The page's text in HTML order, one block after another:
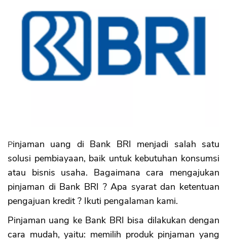
Pinjaman
Kartu Kredit
KTA
KPR
Sekuritas Saham
Bank Digital
Crypto
Assets Crypto
Asuransi
Pinjaman uang di Bank BRI menjadi salah satu
solusi pembiayaan, baik untuk kebutuhan konsumsi
atau bisnis usaha. Bagaimana cara mengajukan
pinjaman di Bank BRI ? Apa syarat dan ketentuan
pengajuan kredit ? Ikuti pengalaman kami.
Pinjaman uang ke Bank BRI bisa dilakukan dengan
cara mudah, yaitu: memilih produk pinjaman yang